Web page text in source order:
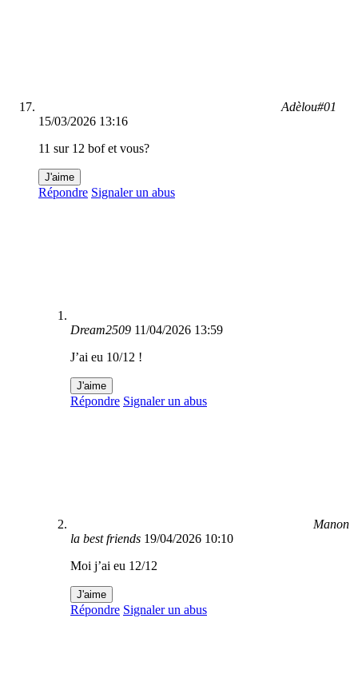
Adèlou#01
15/03/2026 13:16
11 sur 12 bof et vous?
J'aime
Répondre Signaler un abus
Dream2509 11/04/2026 13:59
J’ai eu 10/12 !
J'aime
Répondre Signaler un abus
Manon
la best friends 19/04/2026 10:10
Moi j’ai eu 12/12
J'aime
Répondre Signaler un abus